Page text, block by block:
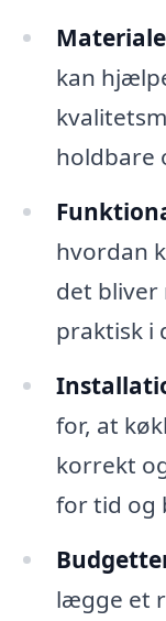
kan
holdbare
hvordan
det
praktisk i
for, at
korrekt
for tid og
lægge et